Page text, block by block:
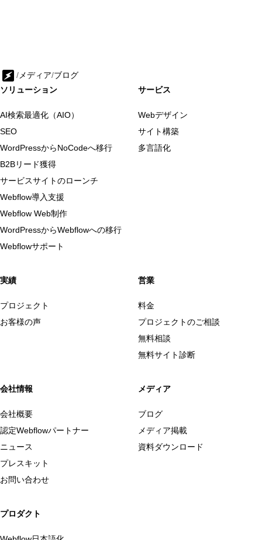
/メディア/ブログ
ソリューション
AI検索最適化（AIO）
SEO
WordPressからNoCodeへ移行
B2Bリード獲得
サービスサイトのローンチ
Webflow導入支援
Webflow Web制作
WordPressからWebflowへの移行
Webflowサポート
サービス
Webデザイン
サイト構築
多言語化
実績
プロジェクト
お客様の声
営業
料金
プロジェクトのご相談
無料相談
無料サイト診断
会社情報
会社概要
認定Webflowパートナー
ニュース
プレスキット
お問い合わせ
メディア
ブログ
メディア掲載
資料ダウンロード
プロダクト